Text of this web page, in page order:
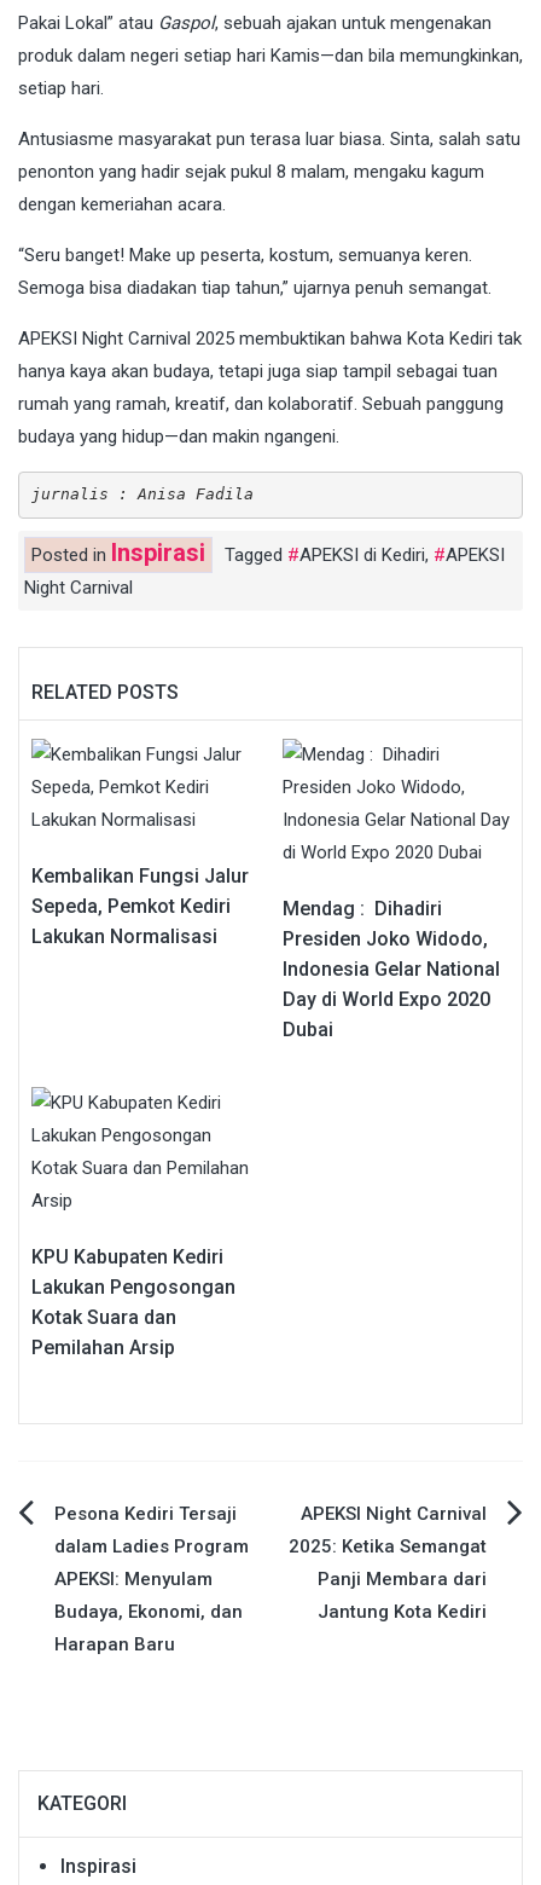
Pakai Lokal” atau Gaspol, sebuah ajakan untuk mengenakan
produk dalam negeri setiap hari Kamis—dan bila memungkinkan,
setiap hari.
Antusiasme masyarakat pun terasa luar biasa. Sinta, salah satu
penonton yang hadir sejak pukul 8 malam, mengaku kagum
dengan kemeriahan acara.
“Seru banget! Make up peserta, kostum, semuanya keren.
Semoga bisa diadakan tiap tahun,” ujarnya penuh semangat.
APEKSI Night Carnival 2025 membuktikan bahwa Kota Kediri tak
hanya kaya akan budaya, tetapi juga siap tampil sebagai tuan
rumah yang ramah, kreatif, dan kolaboratif. Sebuah panggung
budaya yang hidup—dan makin ngangeni.
jurnalis : Anisa Fadila
Posted in Inspirasi Tagged APEKSI di Kediri,
APEKSI
Night Carnival
RELATED POSTS
Kembalikan Fungsi Jalur
Sepeda, Pemkot Kediri
Lakukan Normalisasi
Mendag : Dihadiri
Presiden Joko Widodo,
Indonesia Gelar National
Day di World Expo 2020
Dubai
KPU Kabupaten Kediri
Lakukan Pengosongan
Kotak Suara dan
Pemilahan Arsip
Navigasi
pos
Pesona Kediri Tersaji
dalam Ladies Program
APEKSI: Menyulam
Budaya, Ekonomi, dan
Harapan Baru
APEKSI Night Carnival
2025: Ketika Semangat
Panji Membara dari
Jantung Kota Kediri
KATEGORI
Inspirasi